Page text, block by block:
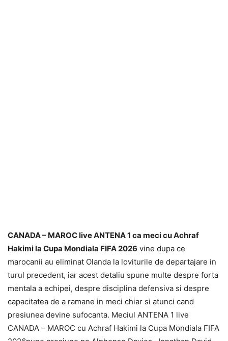
CANADA – MAROC live ANTENA 1 ca meci cu Achraf
Hakimi la Cupa Mondiala FIFA 2026 vine dupa ce
marocanii au eliminat Olanda la loviturile de departajare in
turul precedent, iar acest detaliu spune multe despre forta
mentala a echipei, despre disciplina defensiva si despre
capacitatea de a ramane in meci chiar si atunci cand
presiunea devine sufocanta. Meciul ANTENA 1 live
CANADA – MAROC cu Achraf Hakimi la Cupa Mondiala FIFA